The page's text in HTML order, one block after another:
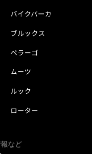
バイクパーカ
ブルックス
ペラーゴ
ムーツ
ルック
ローター
など